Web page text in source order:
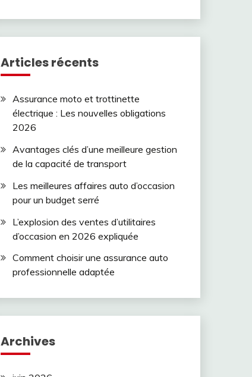
Articles récents
Assurance moto et trottinette
électrique : Les nouvelles obligations
2026
Avantages clés d’une meilleure gestion
de la capacité de transport
Les meilleures affaires auto d’occasion
pour un budget serré
L’explosion des ventes d’utilitaires
d’occasion en 2026 expliquée
Comment choisir une assurance auto
professionnelle adaptée
Archives